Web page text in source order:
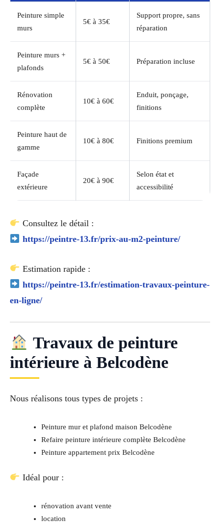
Peinture simple
murs
5€ à 35€
Support propre, sans
réparation
Peinture murs +
plafonds
5€ à 50€ Préparation incluse
Rénovation
complète
10€ à 60€
Enduit, ponçage,
finitions
Peinture haut de
gamme
10€ à 80€ Finitions premium
Façade
extérieure
20€ à 90€
Selon état et
accessibilité
Consultez le détail :
https://peintre-13.fr/prix-au-m2-peinture/
Estimation rapide :
https://peintre-13.fr/estimation-travaux-peinture-
en-ligne/
Travaux de peinture
intérieure à Belcodène
Nous réalisons tous types de projets :
Peinture mur et plafond maison Belcodène
Refaire peinture intérieure complète Belcodène
Peinture appartement prix Belcodène
Idéal pour :
rénovation avant vente
location